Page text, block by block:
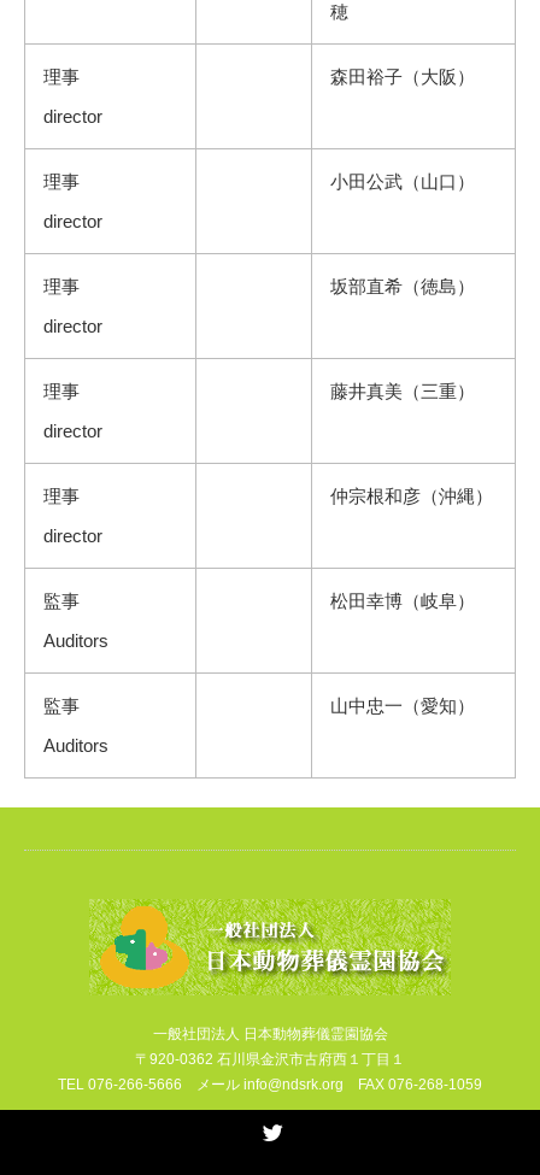
穂
理事
director
森田裕子（大阪）
理事
director
小田公武（山口）
理事
director
坂部直希（徳島）
理事
director
藤井真美（三重）
理事
director
仲宗根和彦（沖縄）
監事
Auditors
松田幸博（岐阜）
監事
Auditors
山中忠一（愛知）
一般社団法人 日本動物葬儀霊園協会
〒920-0362 石川県金沢市古府西１丁目１
TEL 076-266-5666 メール info@ndsrk.org FAX 076-268-1059